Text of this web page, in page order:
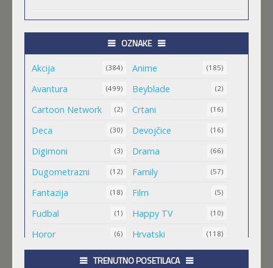
TRIGUN STAMPEDE
Feb 11 2023 |Gledaj »
ORIENT
Feb 11 2023 |Gledaj »
MALI MEDA ČARLI
MAO MAO HEROJI CISTOG SRCA
.HACK//ROOTS
OZNAKE
Akcija (384) Anime (185)
Avantura (499) Beyblade (2)
Cartoon Network (2) Crtani (16)
Deca (30) Devojčice (16)
Digimoni (3) Drama (66)
Dugometrazni (12) Family (57)
Fantazija (18) Film (5)
Fudbal (1) Happy TV (10)
Horor (6) Hrvatski (118)
Jugio
TRENUTNO POSETILACA